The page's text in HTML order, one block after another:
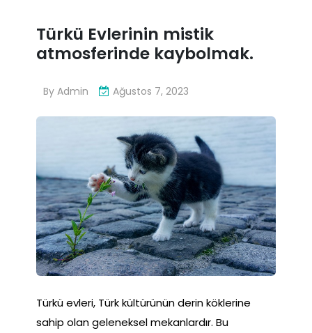
Türkü Evlerinin mistik
atmosferinde kaybolmak.
By Admin Ağustos 7, 2023
Türkü evleri, Türk kültürünün derin köklerine
sahip olan geleneksel mekanlardır. Bu